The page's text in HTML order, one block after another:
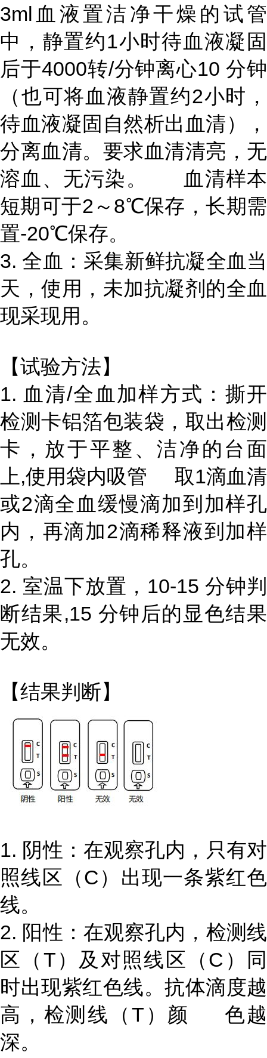
3ml血液置洁净干燥的试管
中，静置约1小时待血液凝固
后于4000转/分钟离心10 分钟
（也可将血液静置约2小时，
待血液凝固自然析出血清），
分离血清。要求血清清亮，无
溶血、无污染。 血清样本
短期可于2～8℃保存，长期需
置-20℃保存。
3. 全血：采集新鲜抗凝全血当
天，使用，未加抗凝剂的全血
现采现用。
【试验方法】
1. 血清/全血加样方式：撕开
检测卡铝箔包装袋，取出检测
卡，放于平整、洁净的台面
上,使用袋内吸管 取1滴血清
或2滴全血缓慢滴加到加样孔
内，再滴加2滴稀释液到加样
孔。
2. 室温下放置，10-15 分钟判
断结果,15 分钟后的显色结果
无效。
【结果判断】
1. 阴性：在观察孔内，只有对
照线区（C）出现一条紫红色
线。
2. 阳性：在观察孔内，检测线
区（T）及对照线区（C）同
时出现紫红色线。抗体滴度越
高，检测线（T）颜 色越
深。